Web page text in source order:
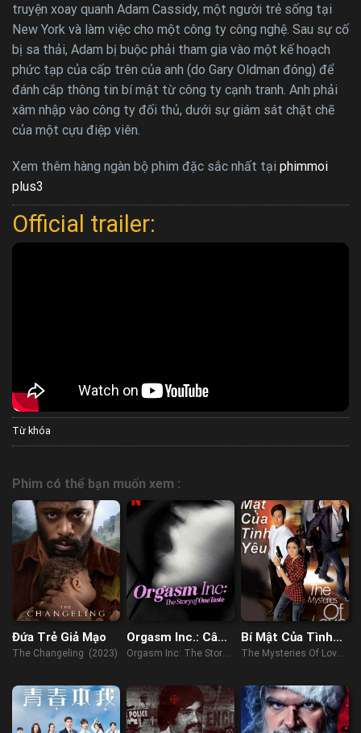
truyện xoay quanh Adam Cassidy, một người trẻ sống tại
New York và làm việc cho một công ty công nghệ. Sau sự cố
bị sa thải, Adam bị buộc phải tham gia vào một kế hoạch
phức tạp của cấp trên của anh (do Gary Oldman đóng) để
đánh cắp thông tin bí mật từ công ty cạnh tranh. Anh phải
xâm nhập vào công ty đối thủ, dưới sự giám sát chặt chẽ
của một cựu điệp viên.
Xem thêm hàng ngàn bộ phim đặc sắc nhất tại phimmoi
plus3
Official trailer:
Từ khóa
Phim có thể bạn muốn xem :
Đứa Trẻ Giả Mạo
The Changeling (2023)
Orgasm Inc.: Câu
chuyện về
Orgasm Inc: The Story
Bí Mật Của Tình
Yêu
The Mysteries Of Love